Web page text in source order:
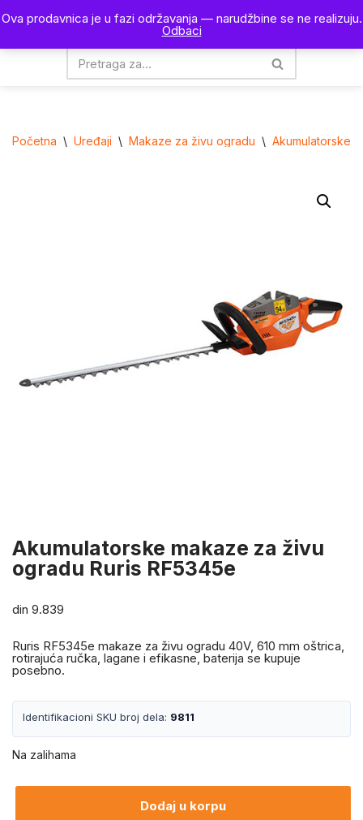
Ova prodavnica je u fazi održavanja — narudžbine se ne realizuju.
Odbaci
na
0
Početna \ Uređaji \ Makaze za živu ogradu \ Akumulatorske
Akumulatorske makaze za živu
ogradu Ruris RF5345e
din 9.839
Ruris RF5345e makaze za živu ogradu 40V, 610 mm oštrica,
rotirajuća ručka, lagane i efikasne, baterija se kupuje
posebno.
Identifikacioni SKU broj dela: 9811
Na zalihama
Dodaj u korpu